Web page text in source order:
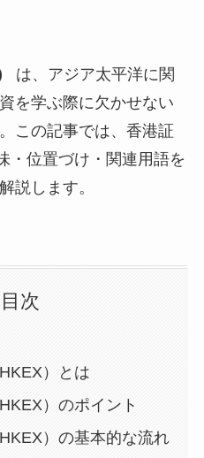
は、アジア太平洋に関
を学ぶ際に欠かせない
この記事では、香港証
・位置づけ・関連用語を
説します。
目次
）とは
）のポイント
）の基本的な流れ